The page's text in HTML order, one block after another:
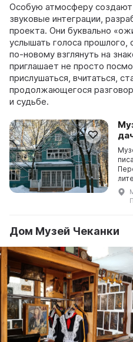
Особую атмосферу
звуковые интеграции,
проекта. Они буквально
услышать голоса
по-новому взглянуть на
приглашает не просто
прислушаться, вчитаться,
продолжающегося
и судьбе.
Дом Музей Чеканки